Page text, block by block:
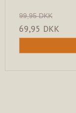
99,95 DKK
69,95 DKK